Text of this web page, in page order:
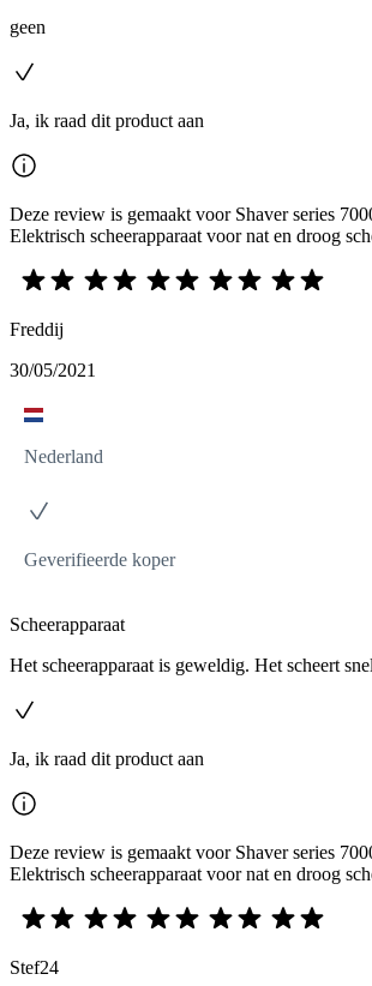
geen
Ja, ik raad dit product aan
Deze review is gemaakt voor Shaver series
Elektrisch scheerapparaat voor nat en droog
Freddij
30/05/2021
Nederland
Geverifieerde koper
Scheerapparaat
Het scheerapparaat is geweldig. Het scheert
Ja, ik raad dit product aan
Deze review is gemaakt voor Shaver series
Elektrisch scheerapparaat voor nat en droog
Stef24